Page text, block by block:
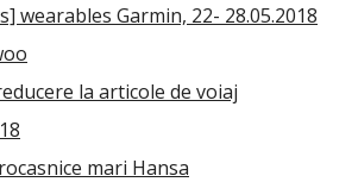
wearables Garmin, 22- 28.05.2018
la articole de voiaj
mari Hansa